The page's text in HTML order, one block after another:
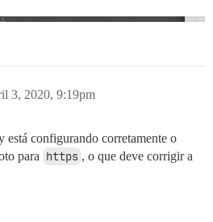
3, 2020, 9:19pm
está configurando corretamente o
para https , o que deve corrigir a